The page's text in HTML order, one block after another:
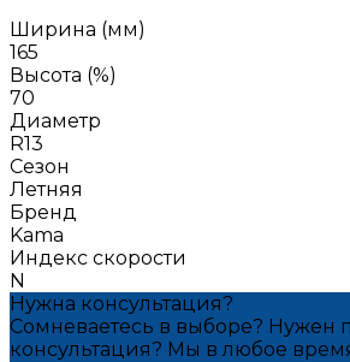
Ширина (мм)
165
Высота (%)
70
Диаметр
R13
Сезон
Летняя
Бренд
Kama
Индекс скорости
N
Нужна консультация?
Сомневаетесь в выборе? Нужен
консультация? Мы в любое